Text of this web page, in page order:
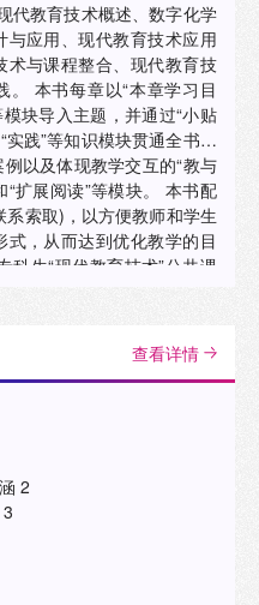
代教育技术概述、数字化学
与应用、现代教育技术应用
术与课程整合、现代教育技
目
模块导入主题，并通过“小贴
实践”等知识模块贯通全书。
以及体现教学交互的“教与
阅读”等模块。 本书配
索取)，以方便教师和学生
式，从而达到优化教学的目
查看详情
2